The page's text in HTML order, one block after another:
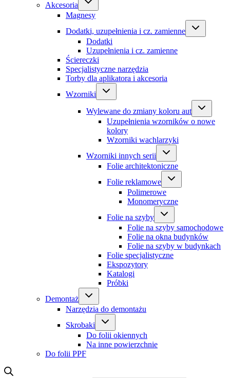
Akcesoria
Magnesy
Dodatki, uzupełnienia i cz. zamienne
Dodatki
Uzupełnienia i cz. zamienne
Ściereczki
Specjalistyczne narzędzia
Torby dla aplikatora i akcesoria
Wzorniki
Wylewane do zmiany koloru aut
Uzupełnienia wzorników o nowe
kolory
Wzorniki wachlarzyki
Wzorniki innych serii
Folie architektoniczne
Folie reklamowe
Polimerowe
Monomeryczne
Folie na szyby
Folie na szyby samochodowe
Folie na okna budynków
Folie na szyby w budynkach
Folie specjalistyczne
Ekspozytory
Katalogi
Próbki
Demontaż
Narzędzia do demontażu
Skrobaki
Do folii okiennych
Na inne powierzchnie
Do folii PPF